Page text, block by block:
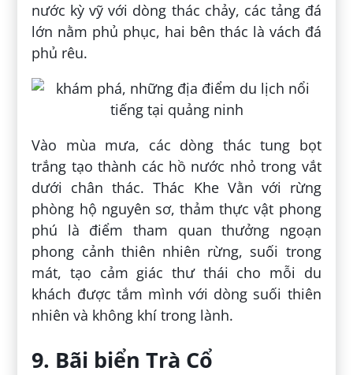
nước kỳ vỹ với dòng thác chảy, các tảng đá
lớn nằm phủ phục, hai bên thác là vách đá
phủ rêu.
Vào mùa mưa, các dòng thác tung bọt
trắng tạo thành các hồ nước nhỏ trong vắt
dưới chân thác. Thác Khe Vằn với rừng
phòng hộ nguyên sơ, thảm thực vật phong
phú là điểm tham quan thưởng ngoạn
phong cảnh thiên nhiên rừng, suối trong
mát, tạo cảm giác thư thái cho mỗi du
khách được tắm mình với dòng suối thiên
nhiên và không khí trong lành.
9. Bãi biển Trà Cổ